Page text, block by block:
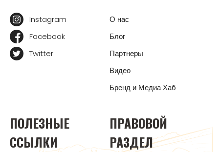
Instagram
Facebook
Twitter
О нас
Блог
Партнеры
Видео
Бренд и Медиа Хаб
ПОЛЕЗНЫЕ
ССЫЛКИ
ПРАВОВОЙ
РАЗДЕЛ